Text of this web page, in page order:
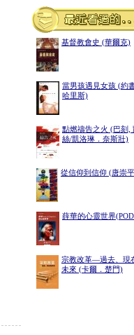
基督教會史 (華爾克)
當男孩遇見女孩 (約
哈里斯)
點燃禱告之火 (巴刻,
絲/凱洛琳．奈斯壯)
從信仰到信仰 (唐崇
薛華的心靈世界
宗教改革―過去、現
未來 (卡爾．楚門)